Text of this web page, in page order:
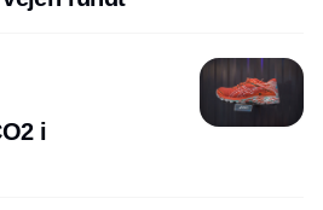
i